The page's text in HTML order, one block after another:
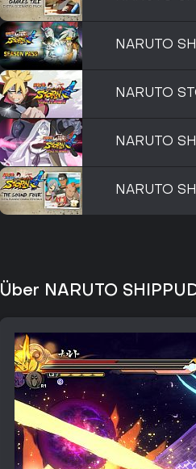
NARUTO
NARUTO
NARUTO
NARUTO
Über NARUTO